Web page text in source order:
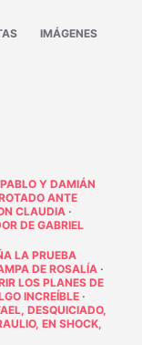
IMÁGENES
Y DAMIÁN
ANTE
CLAUDIA·
DE GABRIEL
LA PRUEBA
DE ROSALÍA·
LOS PLANES DE
INCREÍBLE·
DESQUICIADO,
EN SHOCK,